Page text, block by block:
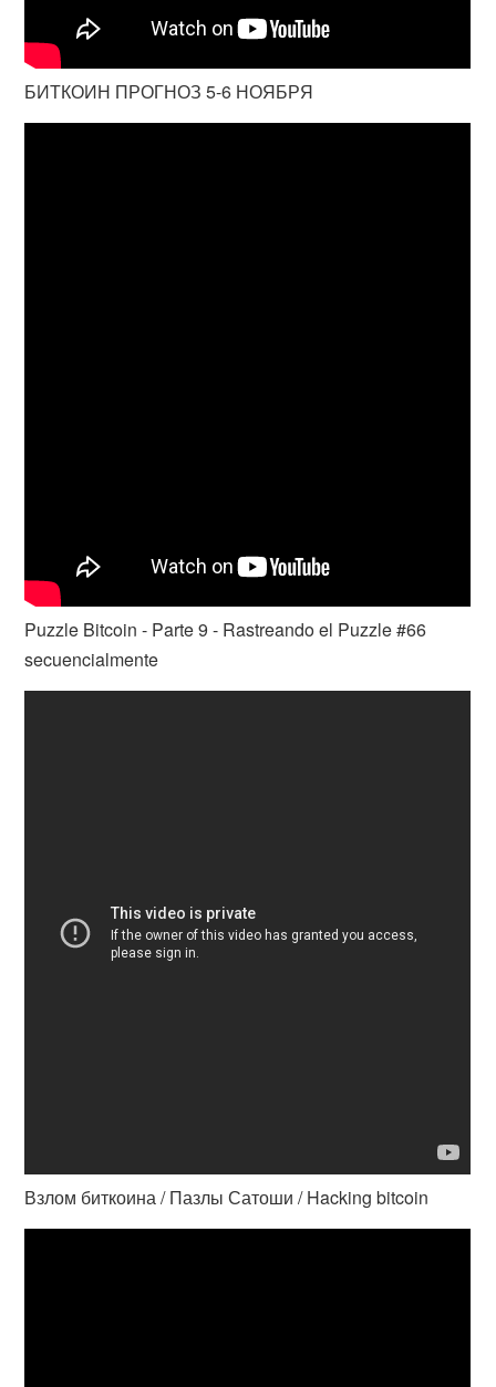
БИТКОИН ПРОГНОЗ 5-6 НОЯБРЯ
Puzzle Bitcoin - Parte 9 - Rastreando el Puzzle #66
secuencialmente
Взлом биткоина / Пазлы Сатоши / Hacking bitcoin